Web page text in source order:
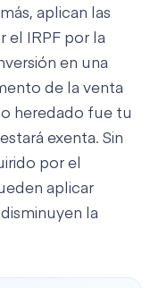
aplican las
el IRPF por la
en una
de la venta
heredado fue tu
exenta. Sin
por el
aplicar
la